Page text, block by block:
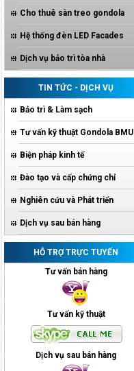
Cho thuê sàn treo gondola
Hệ thống đèn LED Facades
Dịch vụ bảo trì tòa nhà
TIN TỨC - DỊCH VỤ
Bảo trì & Làm sạch
Tư vấn kỹ thuật Gondola BMU
Biện pháp kinh tế
Đào tạo và cấp chứng chỉ
Nghiên cứu và Phát triển
Dịch vụ sau bán hàng
HỖ TRỢ TRỰC TUYẾN
Tư vấn bán hàng
Tư vấn kỹ thuật
Dịch vụ sau bán hàng